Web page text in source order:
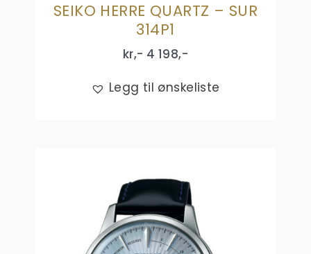
SEIKO HERRE QUARTZ – SUR
314P1
kr,- 4 198,-
Legg til ønskeliste